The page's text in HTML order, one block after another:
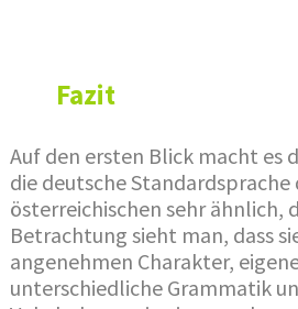
Fazit
Auf den ersten Blick macht es
die deutsche Standardsprache
österreichischen sehr ähnlich,
Betrachtung sieht man, dass
angenehmen Charakter,
unterschiedliche Grammatik